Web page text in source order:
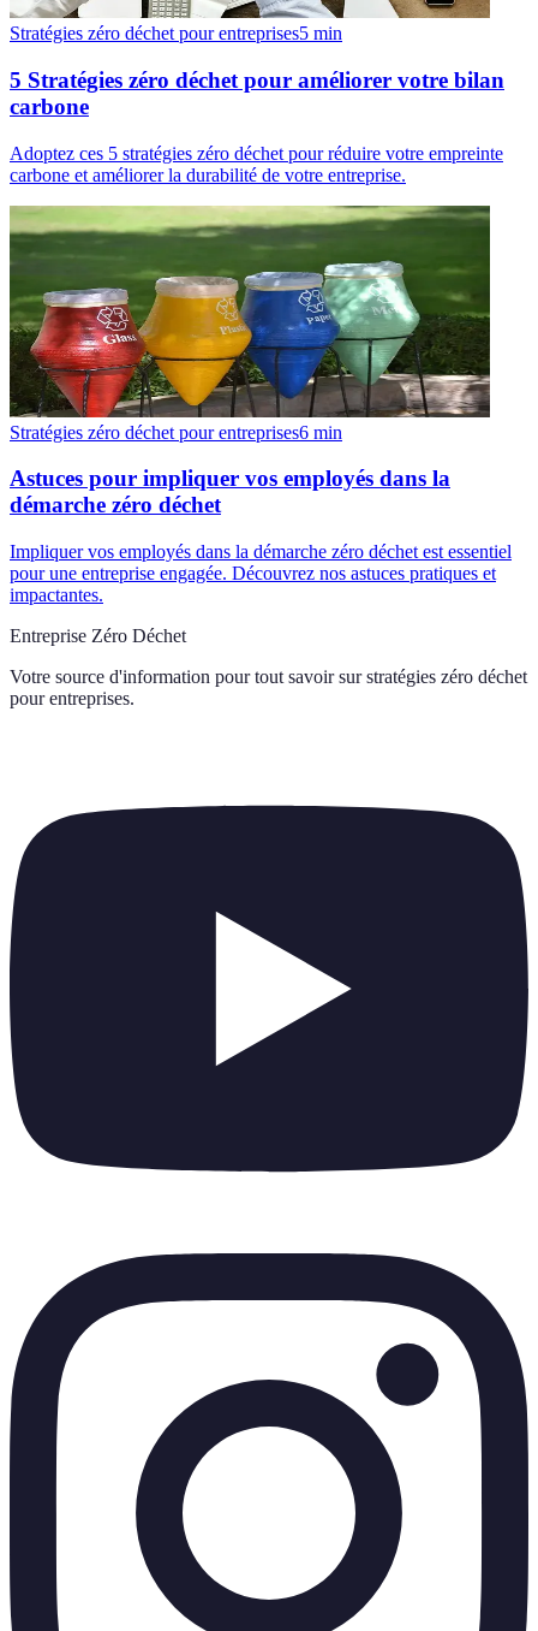
Stratégies zéro déchet pour entreprises5 min
5 Stratégies zéro déchet pour améliorer votre bilan
carbone
Adoptez ces 5 stratégies zéro déchet pour réduire votre empreinte
carbone et améliorer la durabilité de votre entreprise.
Stratégies zéro déchet pour entreprises6 min
Astuces pour impliquer vos employés dans la
démarche zéro déchet
Impliquer vos employés dans la démarche zéro déchet est essentiel
pour une entreprise engagée. Découvrez nos astuces pratiques et
impactantes.
Entreprise Zéro Déchet
Votre source d'information pour tout savoir sur stratégies zéro déchet
pour entreprises.